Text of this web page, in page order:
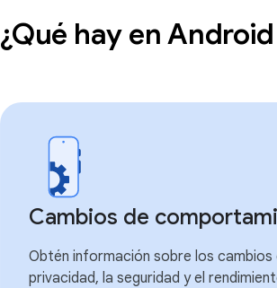
¿Qué hay en Android
Cambios de
Obtén información sobre los cambios
privacidad, la seguridad y el